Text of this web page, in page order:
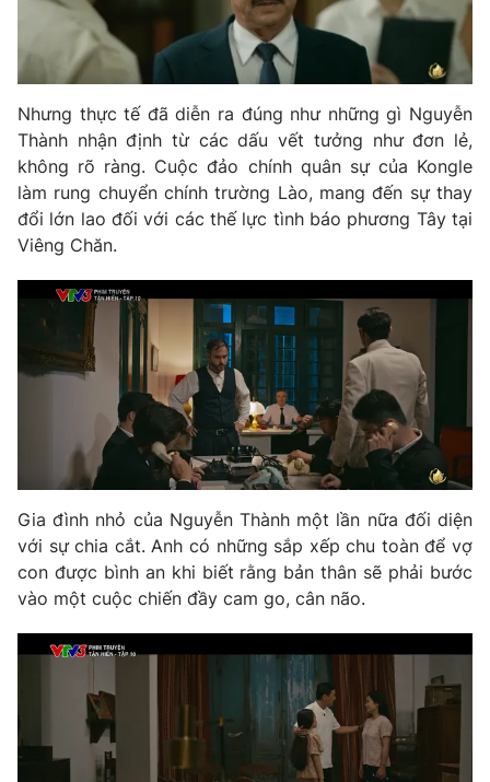
Nhưng thực tế đã diễn ra đúng như những gì Nguyễn
Thành nhận định từ các dấu vết tưởng như đơn lẻ,
không rõ ràng. Cuộc đảo chính quân sự của Kongle
làm rung chuyển chính trường Lào, mang đến sự thay
đổi lớn lao đối với các thế lực tình báo phương Tây tại
Viêng Chăn.
Gia đình nhỏ của Nguyễn Thành một lần nữa đối diện
với sự chia cắt. Anh có những sắp xếp chu toàn để vợ
con được bình an khi biết rằng bản thân sẽ phải bước
vào một cuộc chiến đầy cam go, cân não.